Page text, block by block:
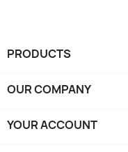
PRODUCTS
OUR COMPANY
YOUR ACCOUNT